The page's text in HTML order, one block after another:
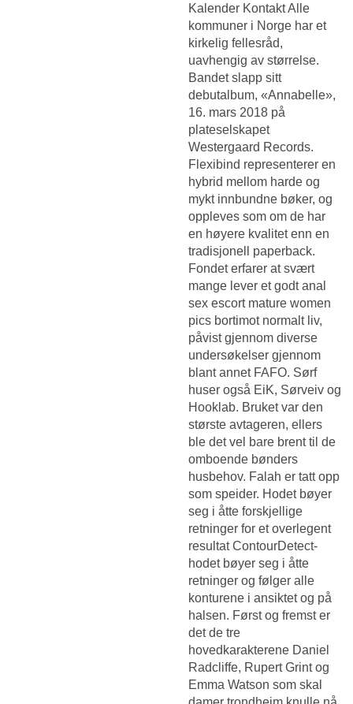
Kalender Kontakt Alle
kommuner i Norge har et
kirkelig fellesråd,
uavhengig av størrelse.
Bandet slapp sitt
debutalbum, «Annabelle»,
16. mars 2018 på
plateselskapet
Westergaard Records.
Flexibind representerer en
hybrid mellom harde og
mykt innbundne bøker, og
oppleves som om de har
en høyere kvalitet enn en
tradisjonell paperback.
Fondet erfarer at svært
mange lever et godt anal
sex escort mature women
pics bortimot normalt liv,
påvist gjennom diverse
undersøkelser gjennom
blant annet FAFO. Sørf
huser også EiK, Sørveiv og
Hooklab. Bruket var den
største avtageren, ellers
ble det vel bare brent til de
omboende bønders
husbehov. Falah er tatt opp
som speider. Hodet bøyer
seg i åtte forskjellige
retninger for et overlegent
resultat ContourDetect-
hodet bøyer seg i åtte
retninger og følger alle
konturene i ansiktet og på
halsen. Først og fremst er
det de tre
hovedkarakterene Daniel
Radcliffe, Rupert Grint og
Emma Watson som skal